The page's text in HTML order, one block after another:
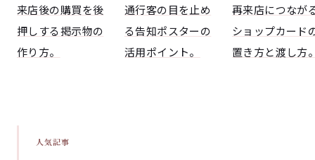
来店後の購買を後
押しする掲示物の
作り方。
通行客の目を止め
る告知ポスターの
活用ポイント。
再来店につなが
ショップカード
置き方と渡し方
人気記事